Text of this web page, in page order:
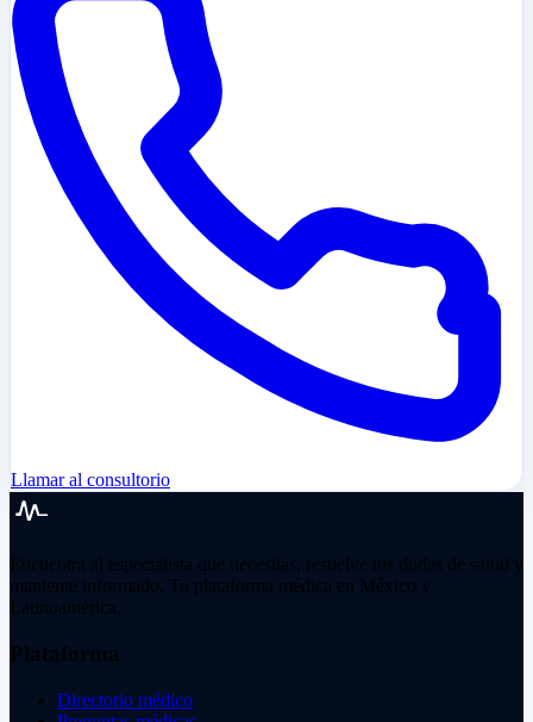
Llamar al consultorio
Encuentra al especialista que necesitas, resuelve tus dudas de salud y
mantente informado. Tu plataforma médica en México y
Latinoamérica.
Plataforma
Directorio médico